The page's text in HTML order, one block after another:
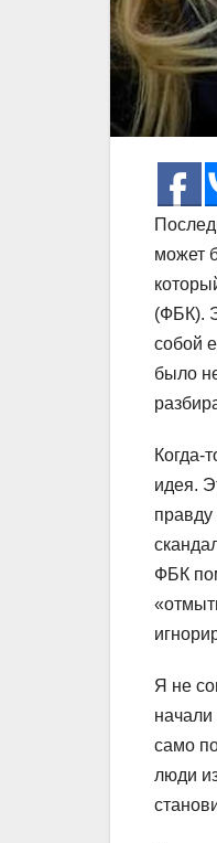
может
(ФБК).
собой
было
Когда-
идея.
ФБК
Я не
само
люди